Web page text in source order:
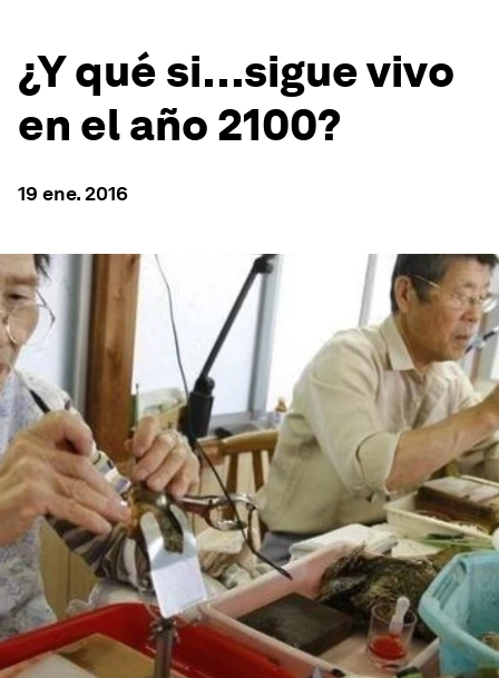
¿Y qué si…sigue vivo
en el año 2100?
19 ene. 2016